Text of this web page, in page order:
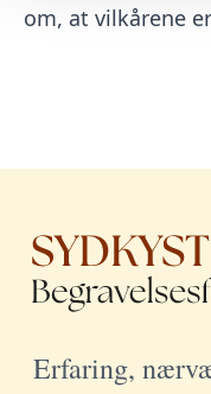
om, at vilkårene
Erfaring,